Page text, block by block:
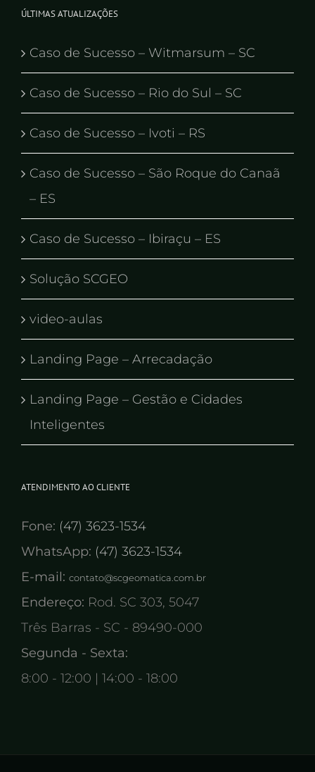
ÚLTIMAS ATUALIZAÇÕES
Caso de Sucesso – Witmarsum – SC
Caso de Sucesso – Rio do Sul – SC
Caso de Sucesso – Ivoti – RS
Caso de Sucesso – São Roque do Canaã
– ES
Caso de Sucesso – Ibiraçu – ES
Solução SCGEO
video-aulas
Landing Page – Arrecadação
Landing Page – Gestão e Cidades
Inteligentes
ATENDIMENTO AO CLIENTE
Fone: (47) 3623-1534
WhatsApp: (47) 3623-1534
E-mail: contato@scgeomatica.com.br
Endereço: Rod. SC 303, 5047
Três Barras - SC - 89490-000
Segunda - Sexta:
8:00 - 12:00 | 14:00 - 18:00